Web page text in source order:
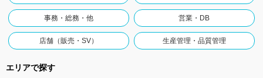
事務・総務・他 営業・DB
店舗（販売・SV） 生産管理・品質管理
エリアで探す